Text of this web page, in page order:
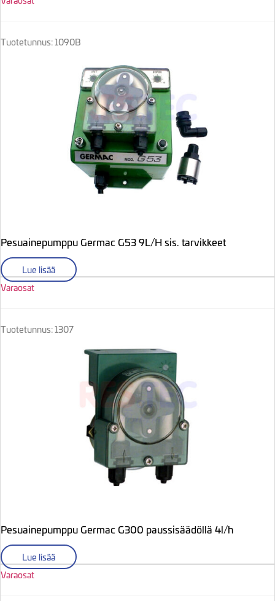
Tuotetunnus: 1090B
Pesuainepumppu Germac G53 9L/H sis. tarvikkeet
Lue lisää
Varaosat
Tuotetunnus: 1307
Pesuainepumppu Germac G300 paussisäädöllä 4l/h
Lue lisää
Varaosat